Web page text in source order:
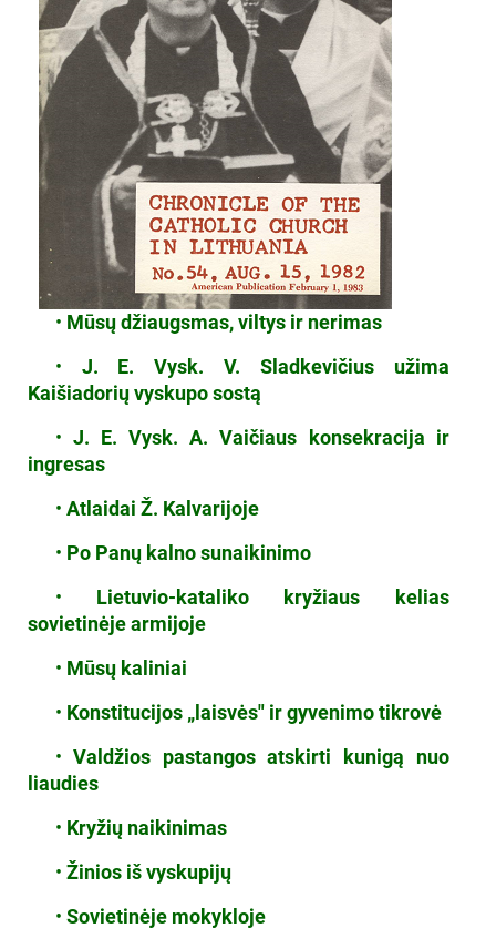
• Mūsų džiaugsmas, viltys ir nerimas
• J. E. Vysk. V. Sladkevičius užima
Kaišiadorių vyskupo sostą
• J. E. Vysk. A. Vaičiaus konsekracija ir
ingresas
• Atlaidai Ž. Kalvarijoje
• Po Panų kalno sunaikinimo
•
Lietuvio-kataliko kryžiaus kelias
sovietinėje armijoje
• Mūsų kaliniai
• Konstitucijos „laisvės" ir gyvenimo tikrovė
•Valdžios pastangos atskirti kunigą nuo
liaudies
• Kryžių naikinimas
• Žinios iš vyskupijų
• Sovietinėje mokykloje